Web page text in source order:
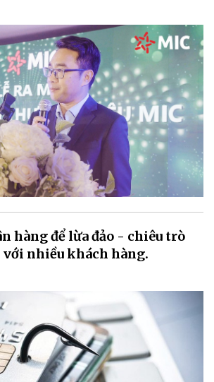
hàng để lừa đảo - chiêu trò
với nhiều khách hàng.